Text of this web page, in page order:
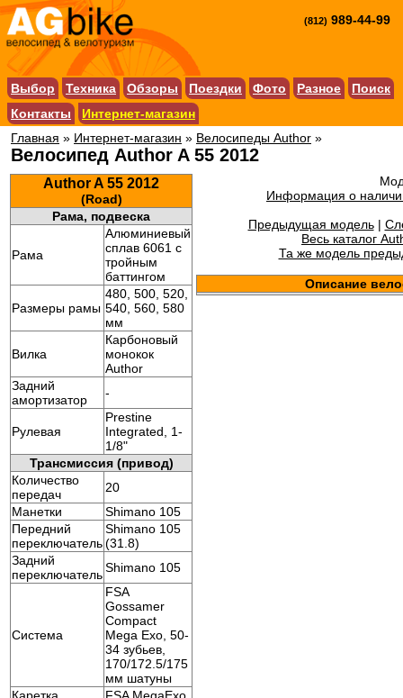
(812) 989-44-99
Выбор Техника Обзоры Поездки Фото Разное
Поиск
Контакты
Интернет-магазин
Главная » Интернет-магазин » Велосипеды Author »
Велосипед Author A 55 2012
Author A 55 2012
(Road)
Рама, подвеска
Рама
Алюминиевый
сплав 6061 с
тройным
баттингом
Размеры рамы
480, 500, 520,
540, 560, 580
мм
Вилка
Карбоновый
монокок
Author
Задний
амортизатор
-
Рулевая
Prestine
Integrated, 1-
1/8"
Трансмиссия (привод)
Количество
передач
20
Манетки
Shimano 105
Передний
переключатель
Shimano 105
(31.8)
Задний
переключательShimano 105
Система
FSA
Gossamer
Compact
Mega Exo, 50-
34 зубьев,
170/172.5/175
мм шатуны
Информация о
Предыдущая модель|
Весь каталог
Та же модель
Описание